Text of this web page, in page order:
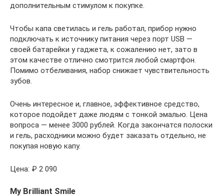
дополнительным стимулом к покупке.
Чтобы капа светилась и гель работал, прибор нужно
подключать к источнику питания через порт USB —
своей батарейки у гаджета, к сожалению нет, зато в
этом качестве отлично смотрится любой смартфон.
Помимо отбеливания, набор снижает чувствительность
зубов.
Очень интересное и, главное, эффективное средство,
которое подойдет даже людям с тонкой эмалью. Цена
вопроса — менее 3000 рублей. Когда закончатся полоски
и гель, расходники можно будет заказать отдельно, не
покупая новую капу.
Цена: ₽ 2 090
My Brilliant Smile